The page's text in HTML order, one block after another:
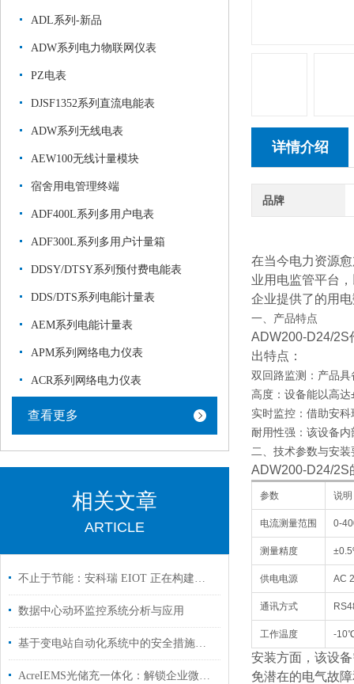
ADL系列-新品
ADW系列电力物联网仪表
PZ电表
DJSF1352系列直流电能表
ADW系列无线电表
AEW100无线计量模块
宿舍用电管理终端
ADF400L系列多用户电表
ADF300L系列多用户计量箱
DDSY/DTSY系列预付费电能表
DDS/DTS系列电能计量表
AEM系列电能计量表
APM系列网络电力仪表
ACR系列网络电力仪表
查看更多
相关文章
ARTICLE
不止于节能：安科瑞 EIOT 正在构建景区的 “数字碳账单” 体系
数据中心动环监控系统分析与应用
基于变电站自动化系统中的安全措施分析及应用
AcreIEMS光储充一体化：解锁企业微电网能效管理的未来密码
详情介绍
品牌
在当今电力资源
业用电监管平台
企业提供了的用
一、产品特点
ADW200-D24/2S
出特点：
双回路监测：产品
高度：设备能以高
实时监控：借助安
耐用性强：该设备
二、技术参数与安装
ADW200-D24/2S
参数 说明
电流测量范围 0-
测量精度
供电电源 AC
通讯方式
工作温度 -
安装方面，该设
免潜在的电气故